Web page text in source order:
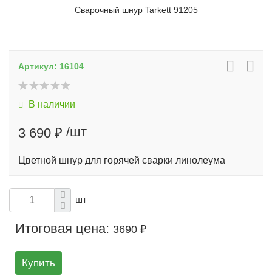
Сварочный шнур Tarkett 91205
Артикул: 16104
В наличии
3 690 ₽ /шт
Цветной шнур для горячей сварки линолеума
шт
Итоговая цена: 3690 ₽
Купить